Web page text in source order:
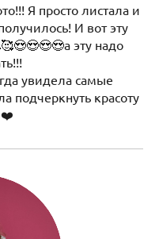
Я просто листала и
И вот эту
эту надо
увидела самые
подчеркнуть красоту